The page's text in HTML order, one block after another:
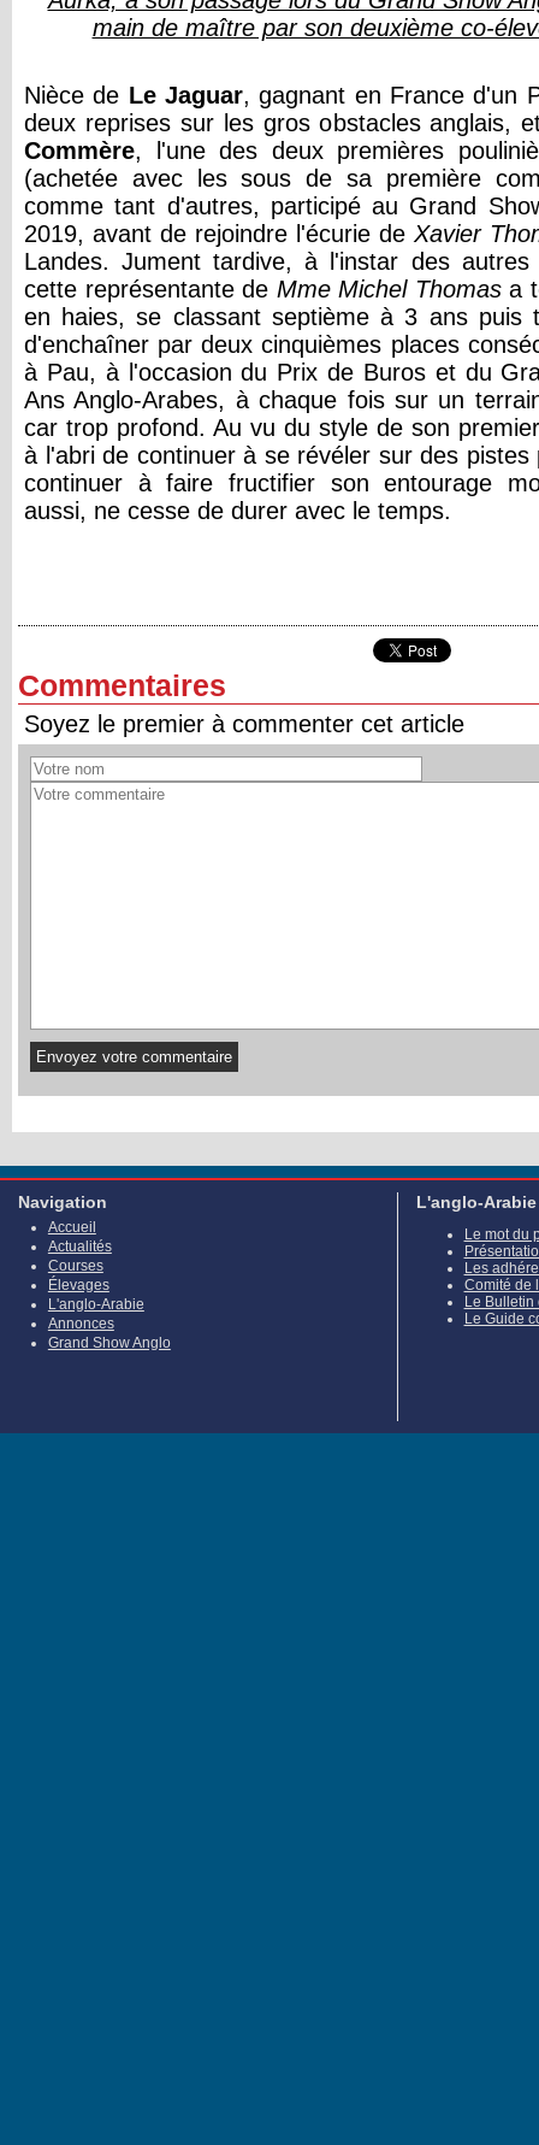
main de maître par son deuxième co-
Nièce de Le Jaguar, gagnant en France d'un
deux reprises sur les gros obstacles anglais,
Commère, l'une des deux premières
(achetée avec les sous de sa première
comme tant d'autres, participé au Grand
2019, avant de rejoindre l'écurie de Xavier
Landes. Jument tardive, à l'instar des
cette représentante de Mme Michel Thomasa
en haies, se classant septième à 3 ans puis
d'enchaîner par deux cinquièmes places
à Pau, à l'occasion du Prix de Buros et du
Ans Anglo-Arabes, à chaque fois sur un
car trop profond. Au vu du style de son
à l'abri de continuer à se révéler sur des
continuer à faire fructifier son entourage
aussi, ne cesse de durer avec le temps.
Commentaires
Soyez le premier à commenter cet article
Navigation
Accueil
Actualités
Courses
Élevages
L'anglo-Arabie
Annonces
Grand Show Anglo
L'anglo-Arabie
Le mot du
Les
Comité de
Le Bulletin
Le Guide